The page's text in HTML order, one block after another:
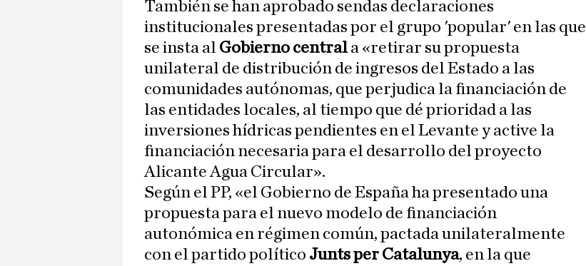
También se han aprobado sendas declaraciones
institucionales presentadas por el grupo 'popular' en las que
se insta al Gobierno central a «retirar su propuesta
unilateral de distribución de ingresos del Estado a las
comunidades autónomas, que perjudica la financiación de
las entidades locales, al tiempo que dé prioridad a las
inversiones hídricas pendientes en el Levante y active la
financiación necesaria para el desarrollo del proyecto
Alicante Agua Circular».
Según el PP, «el Gobierno de España ha presentado una
propuesta para el nuevo modelo de financiación
autonómica en régimen común, pactada unilateralmente
con el partido político Junts per Catalunya, en la que